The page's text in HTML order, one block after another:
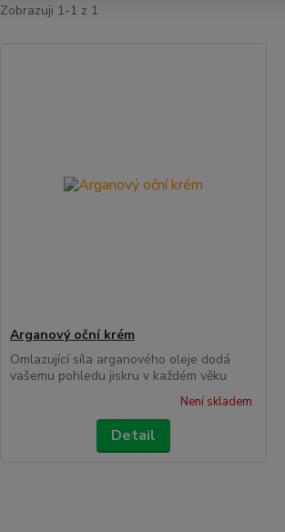
Zobrazuji 1-1 z 1
Arganový oční krém
Omlazující síla arganového oleje dodá
vašemu pohledu jiskru v každém věku
Není skladem
Detail